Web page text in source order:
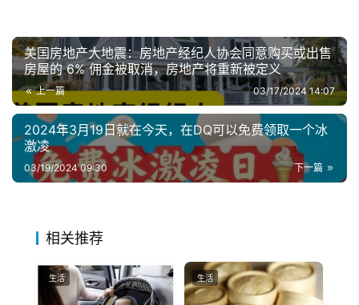
美国房地产大地震：房地产经纪人协会同意购买或出售
房屋的 6% 佣金被取消，房地产将重新被定义
上一篇 03/17/2024 14:07
2024年3月19日就在今天，在DQ可以免费领取一个冰
激凌
下一篇
03/19/2024 09:30
相关推荐
生活 生活